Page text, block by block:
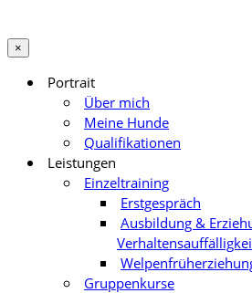
×
Portrait
Über mich
Meine Hunde
Qualifikationen
Leistungen
Einzeltraining
Erstgespräch
Ausbildung &
Gruppenkurse